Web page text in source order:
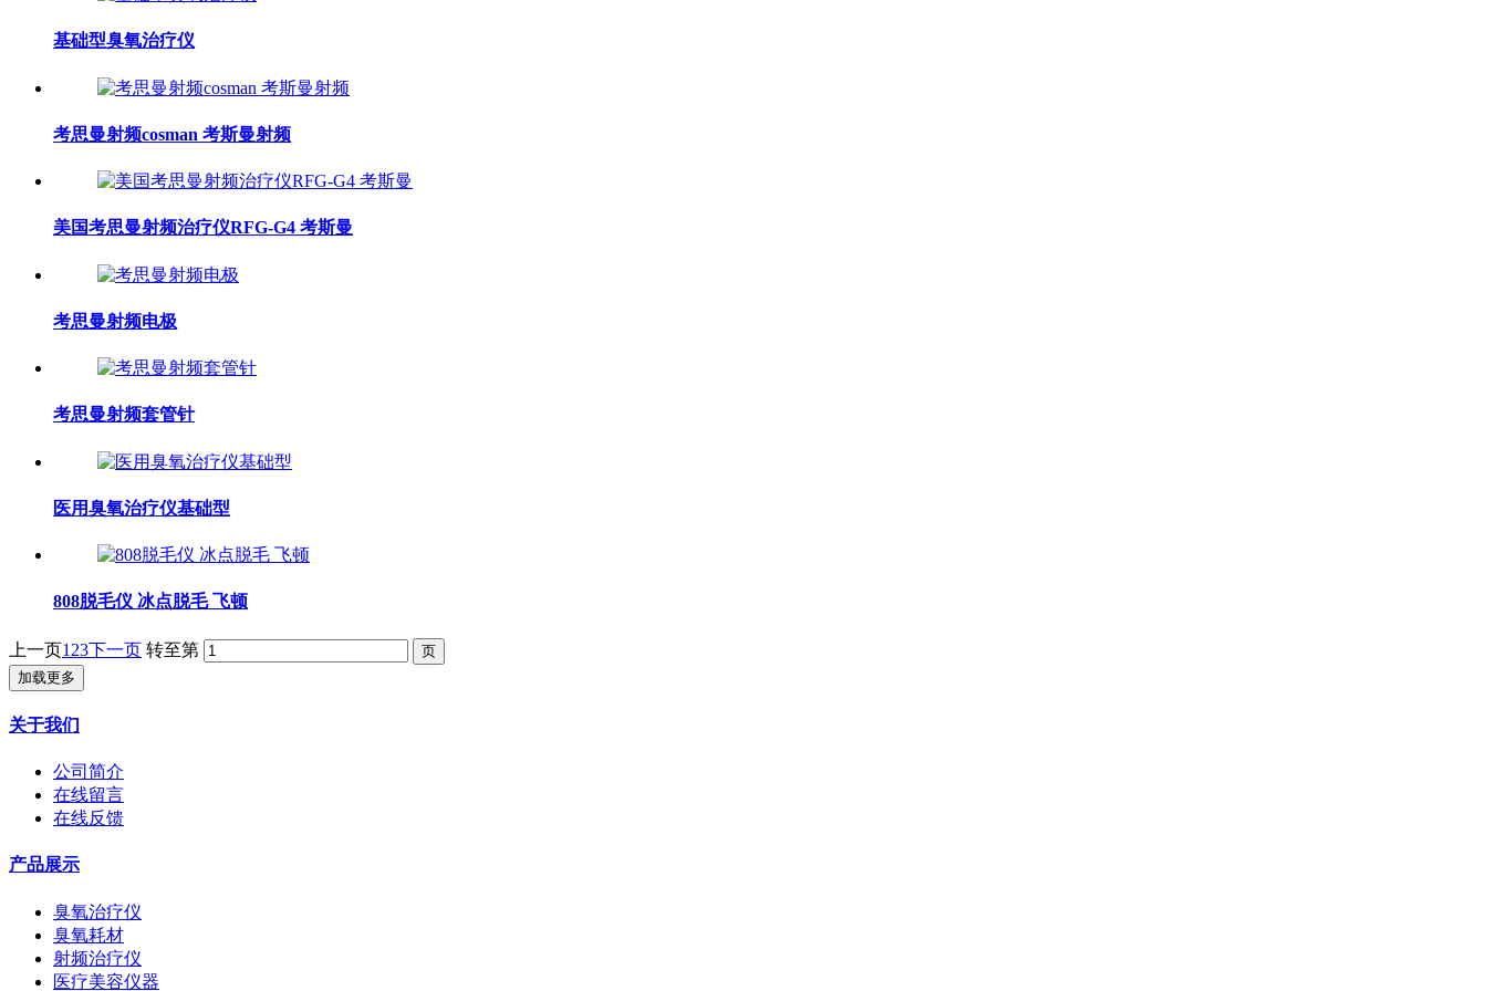
基础型臭氧治疗仪
考思曼射频cosman 考斯曼射频
美国考思曼射频治疗仪RFG-G4 考斯曼
考思曼射频电极
考思曼射频套管针
医用臭氧治疗仪基础型
808脱毛仪 冰点脱毛 飞顿
上一页1 23下一页 转至第
加载更多
关于我们
公司简介
在线留言
在线反馈
产品展示
臭氧治疗仪
臭氧耗材
射频治疗仪
医疗美容仪器